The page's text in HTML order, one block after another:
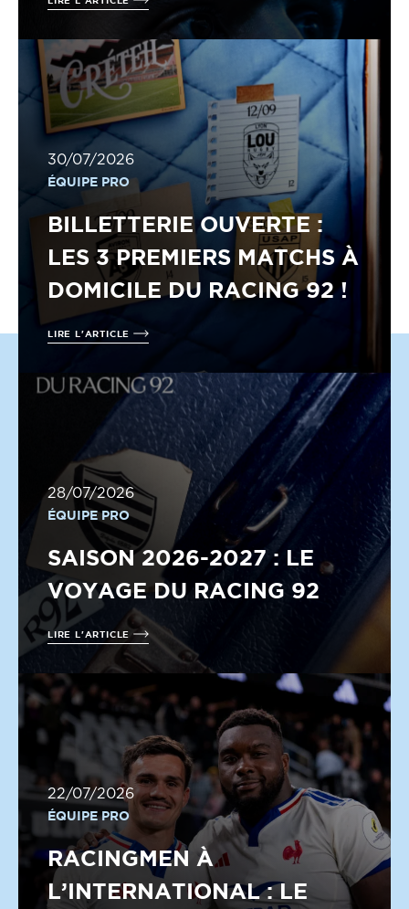
30/07/2026
ÉQUIPE PRO
BILLETTERIE OUVERTE :
LES 3 PREMIERS MATCHS À
DOMICILE DU RACING 92 !
LIRE L'ARTICLE
28/07/2026
ÉQUIPE PRO
SAISON 2026-2027 : LE
VOYAGE DU RACING 92
LIRE L'ARTICLE
22/07/2026
ÉQUIPE PRO
RACINGMEN À
L’INTERNATIONAL : LE